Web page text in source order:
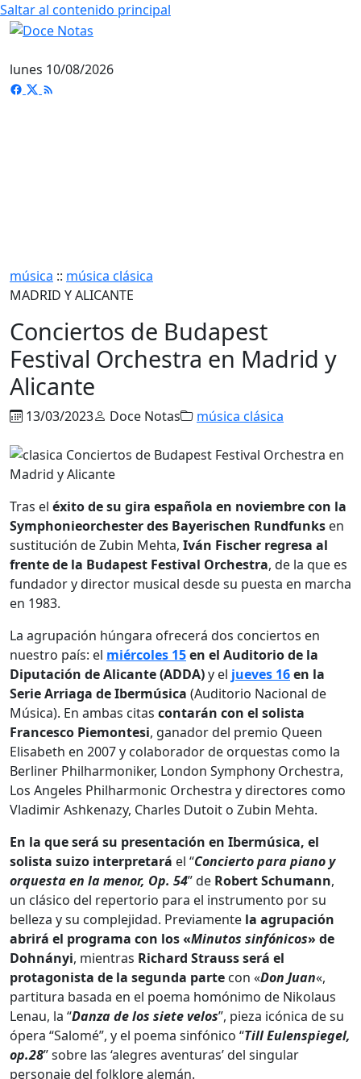
Saltar al contenido principal
lunes 10/08/2026
música :: música clásica
MADRID Y ALICANTE
Conciertos de Budapest
Festival Orchestra en Madrid y
Alicante
13/03/2023 Doce Notas música clásica
Tras el éxito de su gira española en noviembre con la
Symphonieorchester des Bayerischen Rundfunks en
sustitución de Zubin Mehta, Iván Fischer regresa al
frente de la Budapest Festival Orchestra, de la que es
fundador y director musical desde su puesta en marcha
en 1983.
La agrupación húngara ofrecerá dos conciertos en
nuestro país: el miércoles 15en el Auditorio de la
Diputación de Alicante (ADDA)y el jueves 16en la
Serie Arriaga de Ibermúsica (Auditorio Nacional de
Música). En ambas citas contarán con el solista
Francesco Piemontesi, ganador del premio Queen
Elisabeth en 2007 y colaborador de orquestas como la
Berliner Philharmoniker, London Symphony Orchestra,
Los Angeles Philharmonic Orchestra y directores como
Vladimir Ashkenazy, Charles Dutoit o Zubin Mehta.
En la que será su presentación en Ibermúsica, el
solista suizo interpretará el “Concierto para piano y
orquesta en la menor, Op. 54” de Robert Schumann,
un clásico del repertorio para el instrumento por su
belleza y su complejidad. Previamente la agrupación
abrirá el programa con los «Minutos sinfónicos» de
Dohnányi, mientras Richard Strauss será el
protagonista de la segunda parte con «Don Juan«,
partitura basada en el poema homónimo de Nikolaus
Lenau, la “Danza de los siete velos”, pieza icónica de su
ópera “Salomé”, y el poema sinfónico “Till Eulenspiegel,
op.28” sobre las ‘alegres aventuras’ del singular
personaje del folklore alemán.